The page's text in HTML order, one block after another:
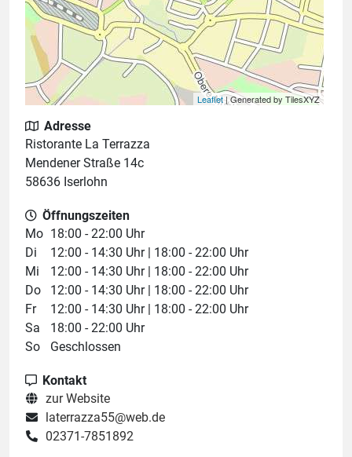
Leaflet| Generated by TilesXYZ
Adresse
Ristorante La Terrazza
Mendener Straße 14c
58636 Iserlohn
Öffnungszeiten
Mo 18:00 - 22:00 Uhr
Di
12:00 - 14:30 Uhr | 18:00 - 22:00 Uhr
Mi
12:00 - 14:30 Uhr | 18:00 - 22:00 Uhr
Do
12:00 - 14:30 Uhr | 18:00 - 22:00 Uhr
Fr
12:00 - 14:30 Uhr | 18:00 - 22:00 Uhr
Sa
18:00 - 22:00 Uhr
So
Geschlossen
Kontakt
zur Website
laterrazza55@web.de
02371-7851892